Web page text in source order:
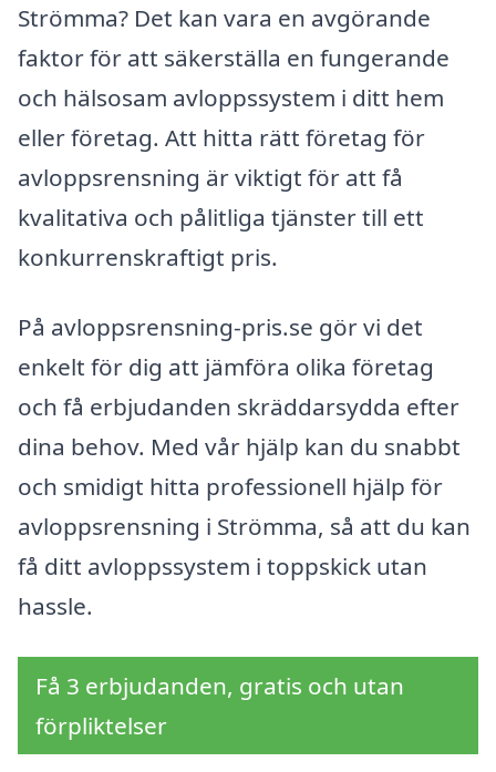
Strömma? Det kan vara en avgörande
faktor för att säkerställa en fungerande
och hälsosam avloppssystem i ditt hem
eller företag. Att hitta rätt företag för
avloppsrensning är viktigt för att få
kvalitativa och pålitliga tjänster till ett
konkurrenskraftigt pris.
På avloppsrensning-pris.se gör vi det
enkelt för dig att jämföra olika företag
och få erbjudanden skräddarsydda efter
dina behov. Med vår hjälp kan du snabbt
och smidigt hitta professionell hjälp för
avloppsrensning i Strömma, så att du kan
få ditt avloppssystem i toppskick utan
hassle.
Få 3 erbjudanden, gratis och utan
förpliktelser